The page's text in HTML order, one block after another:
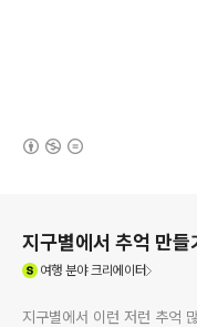
지구별에서 추억 만들
여행분야 크리에이터
지구별에서 이런 저런 추억 많